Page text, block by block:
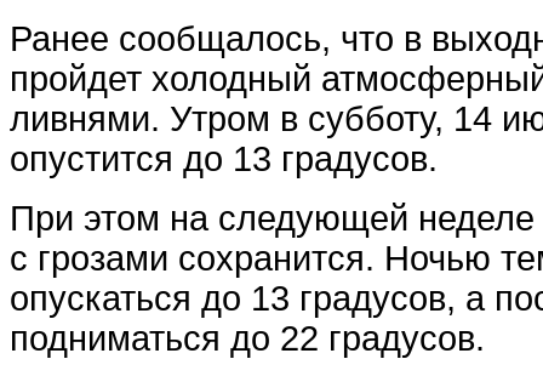
Ранее сообщалось, что в
пройдет холодный
ливнями. Утром в субботу, 14
опустится до 13 градусов.
При этом на следующей неделе
с грозами сохранится. Ночью
опускаться до 13 градусов, а
подниматься до 22 градусов.